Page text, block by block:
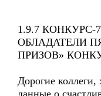
1.9.7
ОБЛАДАТЕЛИ
ПРИЗОВ»
Дорогие
данные о